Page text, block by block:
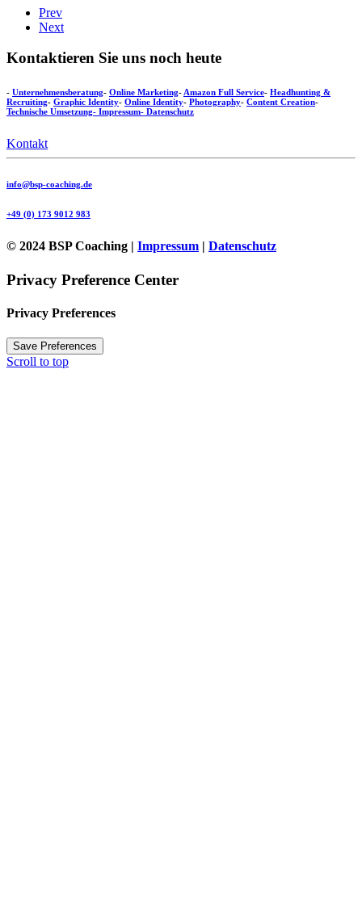
Prev
Next
Kontaktieren Sie uns noch heute
- Unternehmensberatung- Online Marketing-Amazon Full Service- Headhunting &
Recruiting- Graphic Identity- Online Identity- Photography- Content Creation-
Technische Umsetzung- Impressum- Datenschutz
Kontakt
info@bsp-coaching.de
+49 (0) 173 9012 983
© 2024 BSP Coaching | Impressum | Datenschutz
Privacy Preference Center
Privacy Preferences
Scroll to top